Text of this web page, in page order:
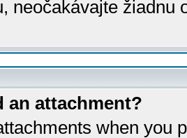
neočakávajte žiadnu
an attachment?
when you